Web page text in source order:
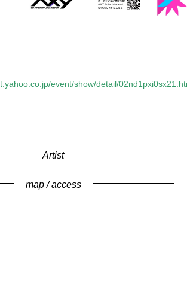
event/show/detail/
Artist
map / access